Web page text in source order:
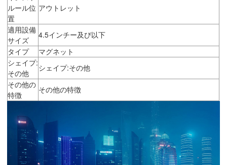
ルール位
置
アウトレット
適用設備
サイズ
4.5インチー及び以下
タイプ
マグネット
シェイプ:
その他
シェイプ:その他
その他の
特徴
その他の特徴